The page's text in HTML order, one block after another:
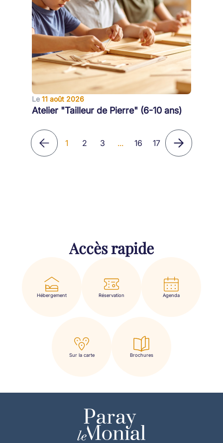
Le 11 août 2026
Atelier "Tailleur de Pierre" (6-10 ans)
1 2 3 ... 16 17
Accès rapide
Hébergement Réservation Agenda
Sur la carte Brochures